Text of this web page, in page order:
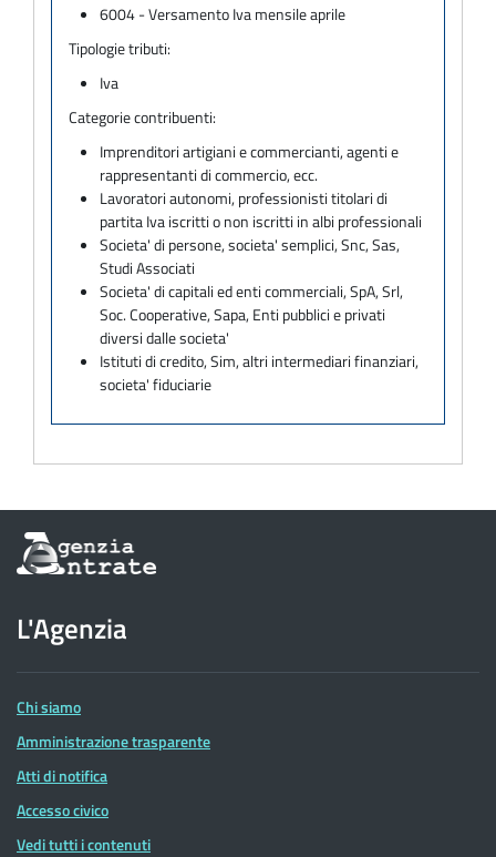
6004 - Versamento Iva mensile aprile
Tipologie tributi:
Iva
Categorie contribuenti:
Imprenditori artigiani e commercianti, agenti e
rappresentanti di commercio, ecc.
Lavoratori autonomi, professionisti titolari di
partita Iva iscritti o non iscritti in albi professionali
Societa' di persone, societa' semplici, Snc, Sas,
Studi Associati
Societa' di capitali ed enti commerciali, SpA, Srl,
Soc. Cooperative, Sapa, Enti pubblici e privati
diversi dalle societa'
Istituti di credito, Sim, altri intermediari finanziari,
societa' fiduciarie
Informazioni
sul
dell'Agenzia
delle
Entrate
L'Agenzia
Chi siamo
Amministrazione trasparente
Atti di notifica
Accesso civico
Vedi tutti i contenuti